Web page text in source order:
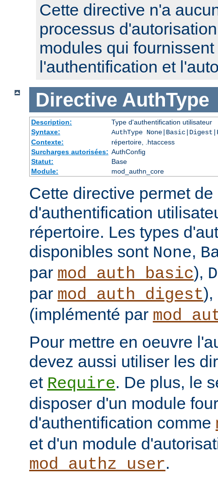
Cette directive n'a
processus
modules qui
l'authentification et
Directive AuthType
Description:
Type d'authentification utilisateur
Syntaxe:
AuthType
Contexte:
répertoire, .htaccess
Surcharges autorisées: AuthConfig
Statut:
Base
Module:
mod_authn_core
Cette directive permet
d'authentification
répertoire. Les types
disponibles sont None,
par mod_auth_basic),
par mod_auth_digest
(implémenté par
Pour mettre en oeuvre
devez aussi utiliser les
et Require. De plus, le
disposer d'un module
d'authentification comme
et d'un module
mod_authz_user.